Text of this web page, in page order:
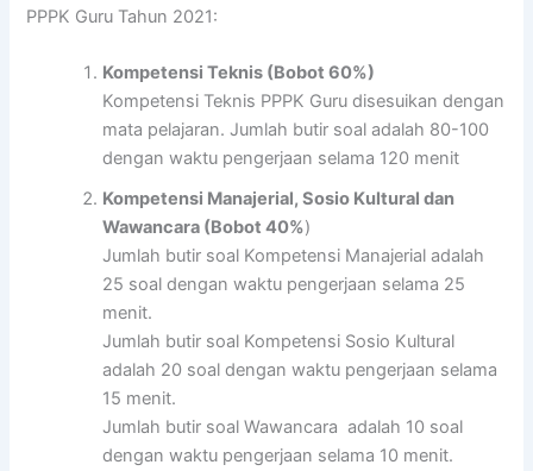
PPPK Guru Tahun 2021:
Kompetensi Teknis (Bobot 60%)
Kompetensi Teknis PPPK Guru disesuikan dengan
mata pelajaran. Jumlah butir soal adalah 80-100
dengan waktu pengerjaan selama 120 menit
Kompetensi Manajerial, Sosio Kultural dan
Wawancara (Bobot 40%)
Jumlah butir soal Kompetensi Manajerial adalah
25 soal dengan waktu pengerjaan selama 25
menit.
Jumlah butir soal Kompetensi Sosio Kultural
adalah 20 soal dengan waktu pengerjaan selama
15 menit.
Jumlah butir soal Wawancara adalah 10 soal
dengan waktu pengerjaan selama 10 menit.